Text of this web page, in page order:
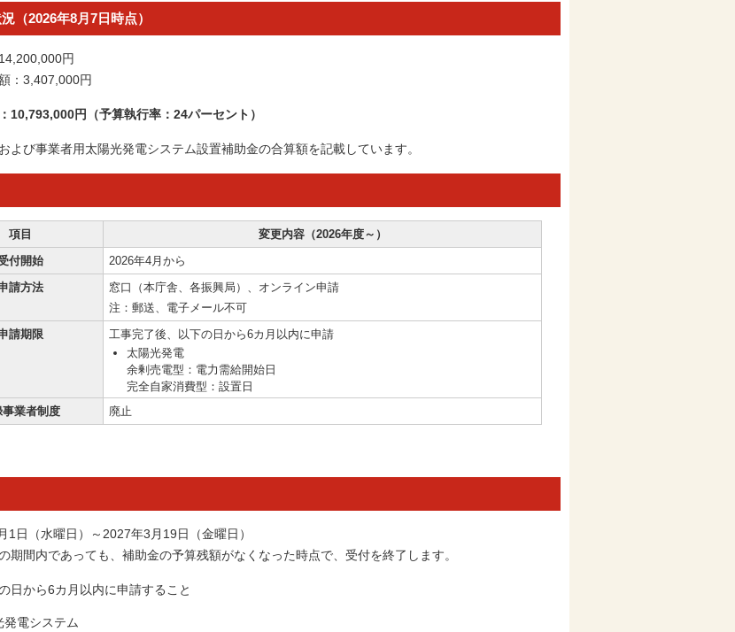
（2026年8月7日時点）
円
：3,407,000円
10,793,000円（予算執行率：24パーセント）
よび事業者用太陽光発電システム設置補助金の合算額を記載しています。
項目
変更内容（2026年度～）
付開始
2026年4月から
請方法
窓口（本庁舎、各振興局）、オンライン申請
注：郵送、電子メール不可
請期限
工事完了後、以下の日から6カ月以内に申請
太陽光発電
余剰売電型：電力需給開始日
完全自家消費型：設置日
事業者制度
廃止
日（水曜日）～2027年3月19日（金曜日）
期間内であっても、補助金の予算残額がなくなった時点で、受付を終了します。
日から6カ月以内に申請すること
発電システム